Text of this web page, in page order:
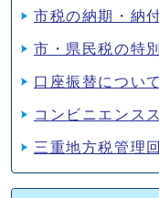
市税の納期・納
市・県民税の特
口座振替について
コンビニエンス
三重地方税管理